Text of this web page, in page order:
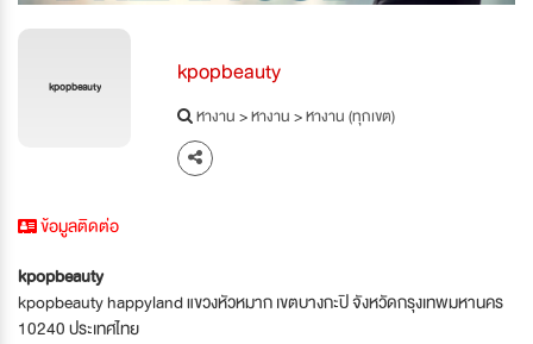
kpopbeauty kpopbeauty
หางาน>หางาน>หางาน (ทุกเขต)
ข้อมูลติดต่อ
kpopbeauty
kpopbeauty happyland แขวงหัวหมาก เขตบางกะปิ จังหวัดกรุงเทพมหานคร
10240 ประเทศไทย